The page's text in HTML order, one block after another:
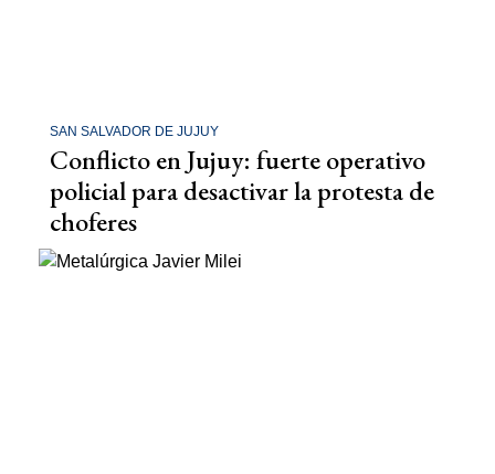
SAN SALVADOR DE JUJUY
Conflicto en Jujuy: fuerte operativo
policial para desactivar la protesta de
choferes